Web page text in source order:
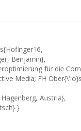
Benjamin},
für die
Media; FH
Austria},
}